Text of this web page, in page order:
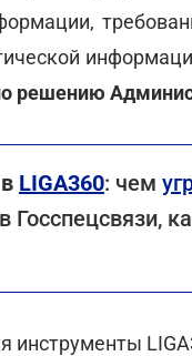
решению
LIGA360: чем
Госспецсвязи,
инструменты